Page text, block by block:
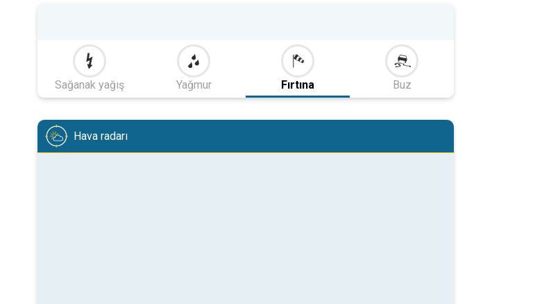
Sağanak yağış Yağmur Fırtına Buz
Hava radarı